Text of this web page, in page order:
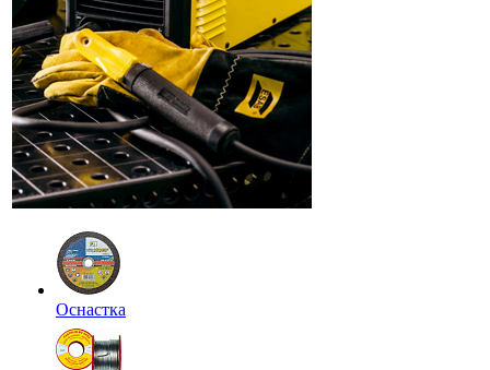
Оснастка